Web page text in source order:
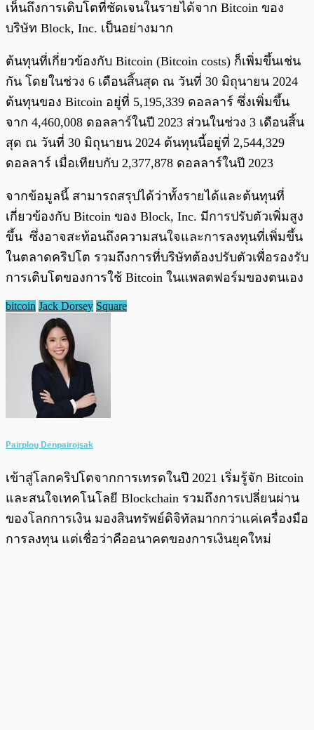
เห็นถึงการเติบโตที่ชัดเจนในรายได้จาก Bitcoin ของ
บริษัท Block, Inc. เป็นอย่างมาก
ต้นทุนที่เกี่ยวข้องกับ Bitcoin (Bitcoin costs) ก็เพิ่มขึ้นเช่น
กัน โดยในช่วง 6 เดือนสิ้นสุด ณ วันที่ 30 มิถุนายน 2024
ต้นทุนของ Bitcoin อยู่ที่ 5,195,339 ดอลลาร์ ซึ่งเพิ่มขึ้น
จาก 4,460,008 ดอลลาร์ในปี 2023 ส่วนในช่วง 3 เดือนสิ้น
สุด ณ วันที่ 30 มิถุนายน 2024 ต้นทุนนี้อยู่ที่ 2,544,329
ดอลลาร์ เมื่อเทียบกับ 2,377,878 ดอลลาร์ในปี 2023
จากข้อมูลนี้ สามารถสรุปได้ว่าทั้งรายได้และต้นทุนที่
เกี่ยวข้องกับ Bitcoin ของ Block, Inc. มีการปรับตัวเพิ่มสูง
ขึ้น ซึ่งอาจสะท้อนถึงความสนใจและการลงทุนที่เพิ่มขึ้น
ในตลาดคริปโต รวมถึงการที่บริษัทต้องปรับตัวเพื่อรองรับ
การเติบโตของการใช้ Bitcoin ในแพลตฟอร์มของตนเอง
bitcoin Jack Dorsey Square
Pairploy Denpairojsak
เข้าสู่โลกคริปโตจากการเทรดในปี 2021 เริ่มรู้จัก Bitcoin
และสนใจเทคโนโลยี Blockchain รวมถึงการเปลี่ยนผ่าน
ของโลกการเงิน มองสินทรัพย์ดิจิทัลมากกว่าแค่เครื่องมือ
การลงทุน แต่เชื่อว่าคืออนาคตของการเงินยุคใหม่